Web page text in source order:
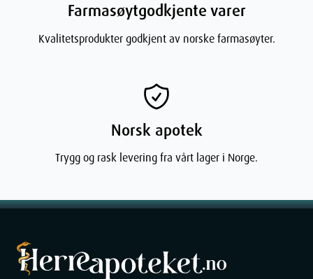
Farmasøytgodkjente varer
Kvalitetsprodukter godkjent av norske farmasøyter.
Norsk apotek
Trygg og rask levering fra vårt lager i Norge.